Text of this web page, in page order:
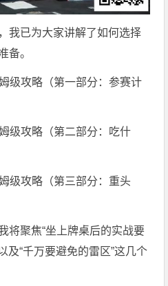
我已为大家讲解了如何选择
备。
级攻略（第一部分：参赛计
级攻略（第二部分：吃什
级攻略（第三部分：重头
将聚焦“坐上牌桌后的实战要
及“千万要避免的雷区”这几个